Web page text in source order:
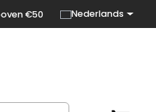
€50 Nederlands